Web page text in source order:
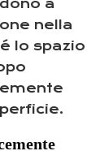
a
nella
lo spazio